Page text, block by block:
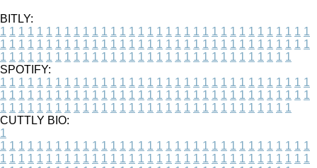
BITLY:
1 1 1 1 1 1 1 1 1 1 1 1 1 1 1 1 1 1 1 1 1 1 1 1 1 1 1 1 1 1 1 1 1 1
1 1 1 1 1 1 1 1 1 1 1 1 1 1 1 1 1 1 1 1 1 1 1 1 1 1 1 1 1 1 1 1 1 1
1 1 1 1 1 1 1 1 1 1 1 1 1 1 1 1 1 1 1 1 1 1 1 1 1 1 1 1 1 1 1 1
SPOTIFY:
1 1 1 1 1 1 1 1 1 1 1 1 1 1 1 1 1 1 1 1 1 1 1 1 1 1 1 1 1 1 1 1 1 1
1 1 1 1 1 1 1 1 1 1 1 1 1 1 1 1 1 1 1 1 1 1 1 1 1 1 1 1 1 1 1 1 1 1
1 1 1 1 1 1 1 1 1 1 1 1 1 1 1 1 1 1 1 1 1 1 1 1 1 1 1 1 1 1 1 1
CUTTLY BIO:
1
1 1 1 1 1 1 1 1 1 1 1 1 1 1 1 1 1 1 1 1 1 1 1 1 1 1 1 1 1 1 1 1 1 1
1 1 1 1 1 1 1 1 1 1 1 1 1 1 1 1 1 1 1 1 1 1 1 1 1 1 1 1 1 1 1 1 1 1